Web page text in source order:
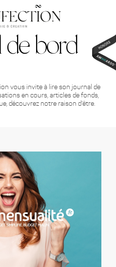
de bord
vous invite à lire son journal de
en cours, articles de fonds,
découvrez notre raison d'être.